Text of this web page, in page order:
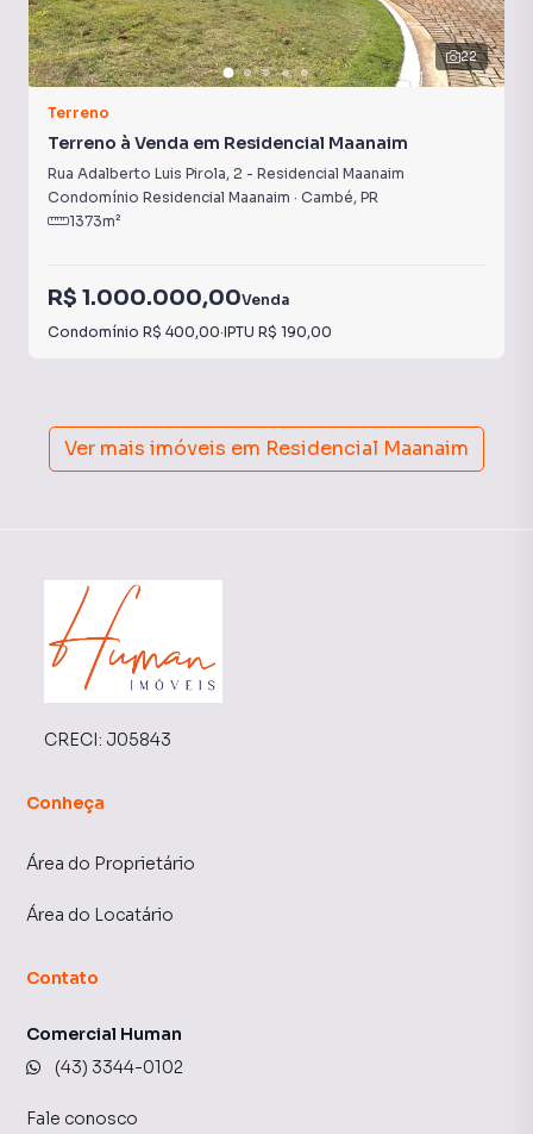
22
Terreno
Terreno à Venda em Residencial Maanaim
Rua Adalberto Luis Pirola, 2 - Residencial Maanaim
Condomínio Residencial Maanaim · Cambé, PR
1373m²
R$ 1.000.000,00Venda
Condomínio R$ 400,00·IPTU R$ 190,00
Ver mais imóveis em Residencial Maanaim
CRECI: J05843
Conheça
Área do Proprietário
Área do Locatário
Contato
Comercial Human
(43) 3344-0102
Fale conosco